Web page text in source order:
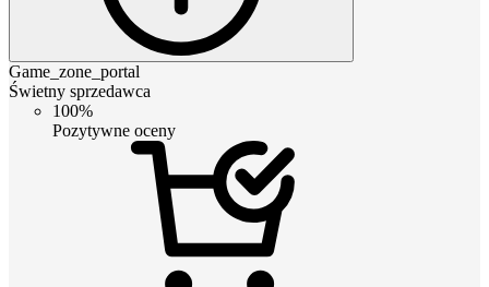
Game_zone_portal
Świetny sprzedawca
100%
Pozytywne oceny